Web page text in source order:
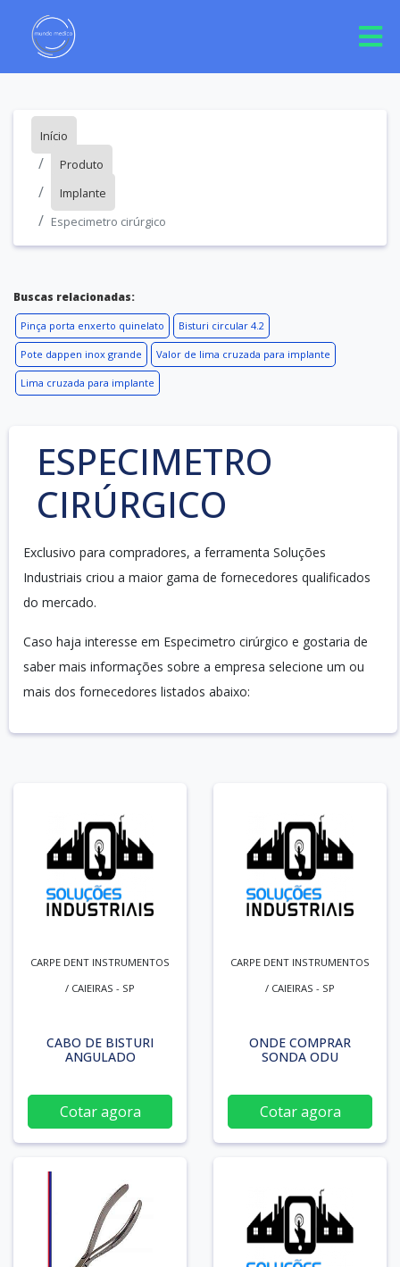
Início
Produto
Implante
Especimetro cirúrgico
Buscas relacionadas:
Pinça porta enxerto quinelato Bisturi circular 4.2
Pote dappen inox grande Valor de lima cruzada para implante
Lima cruzada para implante
ESPECIMETRO
CIRÚRGICO
Exclusivo para compradores, a ferramenta Soluções
Industriais criou a maior gama de fornecedores qualificados
do mercado.
Caso haja interesse em Especimetro cirúrgico e gostaria de
saber mais informações sobre a empresa selecione um ou
mais dos fornecedores listados abaixo:
CARPE DENT INSTRUMENTOS
/ CAIEIRAS - SP
CABO DE BISTURI
ANGULADO
Cotar agora
CARPE DENT INSTRUMENTOS
/ CAIEIRAS - SP
ONDE COMPRAR
SONDA ODU
Cotar agora